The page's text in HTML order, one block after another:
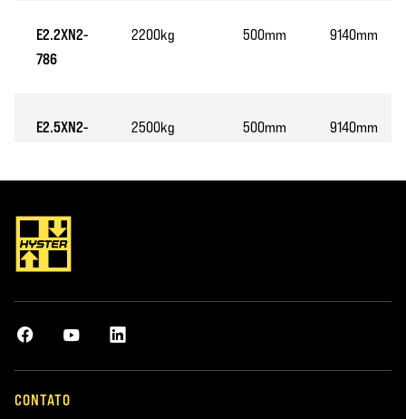
E2.2XN2-
786
2200kg 500mm 9140mm
E2.5XN2-
2500kg 500mm 9140mm
E2.5XN2-
847
E2.7XN2-
CONTATO